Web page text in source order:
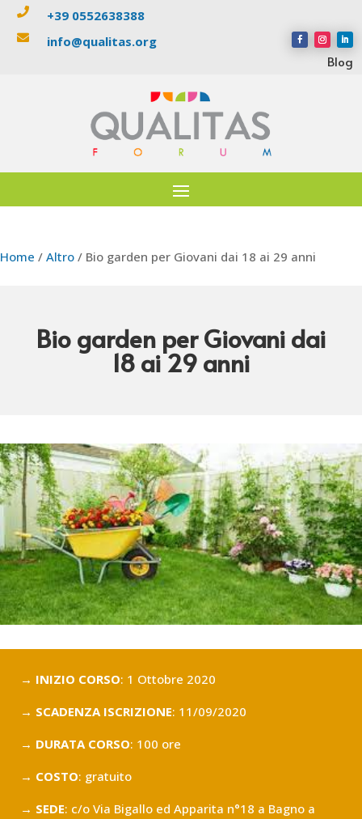
 +39 0552638388
 info@qualitas.org
Blog
Home / Altro / Bio garden per Giovani dai 18 ai 29 anni
Bio garden per Giovani dai
18 ai 29 anni
→ INIZIO CORSO: 1 Ottobre 2020
→ SCADENZA ISCRIZIONE: 11/09/2020
→ DURATA CORSO: 100 ore
→ COSTO: gratuito
→ SEDE: c/o Via Bigallo ed Apparita n°18 a Bagno a